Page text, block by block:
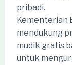
pribadi.
Kementerian
mendukung
mudik gratis
untuk